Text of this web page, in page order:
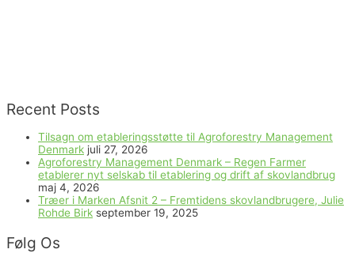
Recent Posts
Tilsagn om etableringsstøtte til Agroforestry Management
Denmark juli 27, 2026
Agroforestry Management Denmark – Regen Farmer
etablerer nyt selskab til etablering og drift af skovlandbrug
maj 4, 2026
Træer i Marken Afsnit 2 – Fremtidens skovlandbrugere, Julie
Rohde Birk september 19, 2025
Følg Os